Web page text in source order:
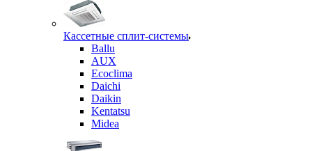
Кассетные сплит-системы
Ballu
AUX
Ecoclima
Daichi
Daikin
Kentatsu
Midea